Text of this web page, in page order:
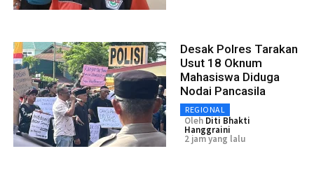
Desak Polres Tarakan
Usut 18 Oknum
Mahasiswa Diduga
Nodai Pancasila
REGIONAL
Oleh Diti Bhakti
Hanggraini
2 jam yang lalu